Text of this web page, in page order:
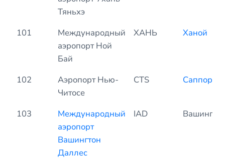
Тяньхэ
101
Международный
аэропорт Ной
Бай
ХАНЬ Ханой
102
Аэропорт Нью-
Читосе
CTS Саппоро
103
Международный
аэропорт
Вашингтон
Даллес
IAD